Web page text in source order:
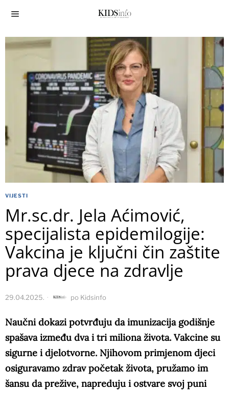
VIJESTI
Mr.sc.dr. Jela Aćimović,
specijalista epidemilogije:
Vakcina je ključni čin zaštite
prava djece na zdravlje
29.04.2025. po Kidsinfo
Naučni dokazi potvrđuju da imunizacija godišnje
spašava između dva i tri miliona života. Vakcine su
sigurne i djelotvorne. Njihovom primjenom djeci
osiguravamo zdrav početak života, pružamo im
šansu da prežive, napreduju i ostvare svoj puni